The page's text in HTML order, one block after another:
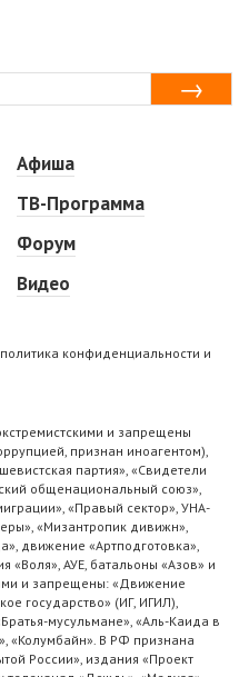
Афиша
ТВ-Программа
Форум
Видео
конфиденциальности и
и запрещены
признан иноагентом),
партия», «Свидетели
общенациональный союз»,
«Правый сектор», УНА-
«Мизантропик дивижн»,
движение «Артподготовка»,
«Воля», АУЕ, батальоны «Азов» и
и запрещены: «Движение
государство» (ИГ, ИГИЛ),
мусульмане», «Аль-Каида в
«Колумбайн». В РФ признана
России», издания «Проект